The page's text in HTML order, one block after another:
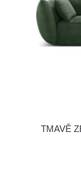
TMAVĚ